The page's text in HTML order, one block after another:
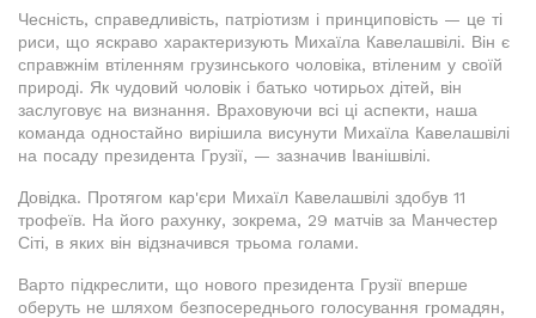
Чесність, справедливість, патріотизм і принциповість — це ті
риси, що яскраво характеризують Михаїла Кавелашвілі. Він є
справжнім втіленням грузинського чоловіка, втіленим у своїй
природі. Як чудовий чоловік і батько чотирьох дітей, він
заслуговує на визнання. Враховуючи всі ці аспекти, наша
команда одностайно вирішила висунути Михаїла Кавелашвілі
на посаду президента Грузії, — зазначив Іванішвілі.
Довідка. Протягом кар'єри Михаїл Кавелашвілі здобув 11
трофеїв. На його рахунку, зокрема, 29 матчів за Манчестер
Сіті, в яких він відзначився трьома голами.
Варто підкреслити, що нового президента Грузії вперше
оберуть не шляхом безпосереднього голосування громадян,